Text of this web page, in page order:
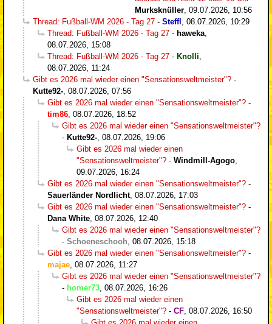
Murksknüller 09.07.2026, 10:56
Thread: Fußball-WM 2026 - Tag 27 - Steffl
08.07.2026, 10:29
Thread: Fußball-WM 2026 - Tag 27 - haweka
08.07.2026, 15:08
Thread: Fußball-WM 2026 - Tag 27 - Knolli
08.07.2026, 11:24
Gibt es 2026 mal wieder einen "Sensationsweltmeister"? -
Kutte92- 08.07.2026, 07:56
Gibt es 2026 mal wieder einen "Sensationsweltmeister"? -
tim86 08.07.2026, 18:52
Gibt es 2026 mal wieder einen "Sensationsweltmeister"?
- Kutte92- 08.07.2026, 19:06
Gibt es 2026 mal wieder einen
"Sensationsweltmeister"? - Windmill-Agogo
09.07.2026, 16:24
Gibt es 2026 mal wieder einen "Sensationsweltmeister"? -
Sauerländer Nordlicht, 08.07.2026, 17:03
Gibt es 2026 mal wieder einen "Sensationsweltmeister"? -
Dana White 08.07.2026, 12:40
Gibt es 2026 mal wieder einen "Sensationsweltmeister"?
- Schoeneschooh 08.07.2026, 15:18
Gibt es 2026 mal wieder einen "Sensationsweltmeister"? -
majae 08.07.2026, 11:27
Gibt es 2026 mal wieder einen "Sensationsweltmeister"?
- homer73 08.07.2026, 16:26
Gibt es 2026 mal wieder einen
"Sensationsweltmeister"? - CF 08.07.2026, 16:50